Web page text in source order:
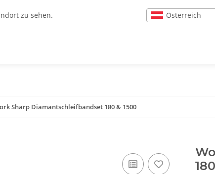
zu sehen. Österreich
Sharp Diamantschleifbandset 180 & 1500